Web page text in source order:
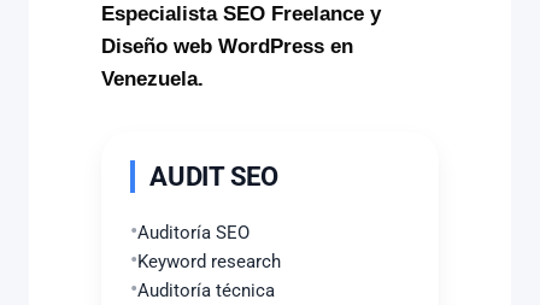
Especialista SEO Freelance y
Diseño web WordPress en
Venezuela.
AUDIT SEO
Auditoría SEO
Keyword research
Auditoría técnica